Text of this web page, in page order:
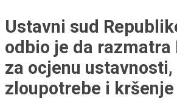
Ustavni sud
odbio je da
za ocjenu ustavnosti,
zloupotrebe i